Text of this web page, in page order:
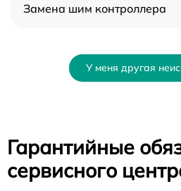
Замена шим контроллера
У меня другая
Гарантийные
сервисного